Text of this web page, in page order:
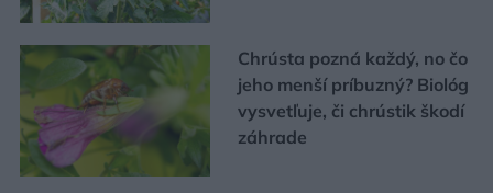
Chrústa pozná každý, no čo
jeho menší príbuzný? Biológ
vysvetľuje, či chrústik škodí
záhrade